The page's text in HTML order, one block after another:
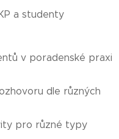
a studenty
v poradenské praxi
dle různých
pro různé typy